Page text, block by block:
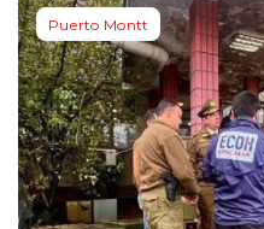
Puerto Montt